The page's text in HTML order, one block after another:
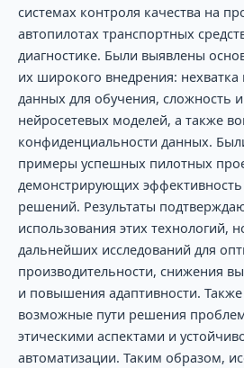
системах контроля качества на
автопилотах транспортных
диагностике. Были выявлены
их широкого внедрения:
данных для обучения, сложность
нейросетевых моделей, а также
конфиденциальности данных.
примеры успешных пилотных
демонстрирующих
решений. Результаты
использования этих технологий,
дальнейших исследований для
производительности, снижения
и повышения адаптивности.
возможные пути решения
этическими аспектами и
автоматизации. Таким образом,